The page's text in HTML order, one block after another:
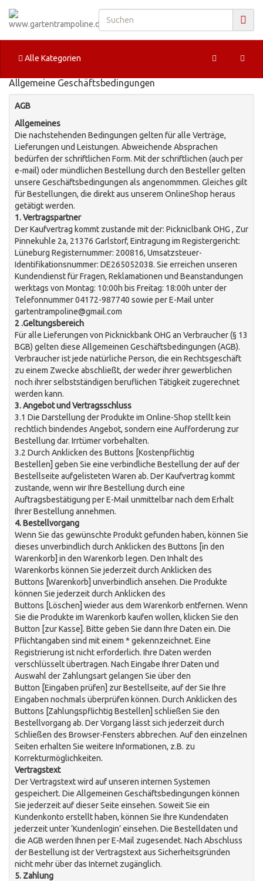
Alle Kategorien
Allgemeine Geschäftsbedingungen
AGB
Allgemeines
Die nachstehenden Bedingungen gelten für alle Verträge,
Lieferungen und Leistungen. Abweichende Absprachen
bedürfen der schriftlichen Form. Mit der schriftlichen (auch per
e-mail) oder mündlichen Bestellung durch den Besteller gelten
unsere Geschäftsbedingungen als angenommmen. Gleiches gilt
für Bestellungen, die direkt aus unserem OnlineShop heraus
getätigt werden.
1. Vertragspartner
Der Kaufvertrag kommt zustande mit der: Pickniclbank OHG , Zur
Pinnekuhle 2a, 21376 Garlstorf, Eintragung im Registergericht:
Lüneburg Registernummer: 200816, Umsatzsteuer-
Identifikationsnummer: DE265052038. Sie erreichen unseren
Kundendienst für Fragen, Reklamationen und Beanstandungen
werktags von Montag: 10:00h bis Freitag: 18:00h unter der
Telefonnummer 04172-987740 sowie per E-Mail unter
gartentrampoline@gmail.com
2 .Geltungsbereich
Für alle Lieferungen von Picknickbank OHG an Verbraucher (§ 13
BGB) gelten diese Allgemeinen Geschäftsbedingungen (AGB).
Verbraucher ist jede natürliche Person, die ein Rechtsgeschäft
zu einem Zwecke abschließt, der weder ihrer gewerblichen
noch ihrer selbstständigen beruflichen Tätigkeit zugerechnet
werden kann.
3. Angebot und Vertragsschluss
3.1 Die Darstellung der Produkte im Online-Shop stellt kein
rechtlich bindendes Angebot, sondern eine Aufforderung zur
Bestellung dar. Irrtümer vorbehalten.
3.2 Durch Anklicken des Buttons [Kostenpflichtig
Bestellen] geben Sie eine verbindliche Bestellung der auf der
Bestellseite aufgelisteten Waren ab. Der Kaufvertrag kommt
zustande, wenn wir Ihre Bestellung durch eine
Auftragsbestätigung per E-Mail unmittelbar nach dem Erhalt
Ihrer Bestellung annehmen.
4. Bestellvorgang
Wenn Sie das gewünschte Produkt gefunden haben, können Sie
dieses unverbindlich durch Anklicken des Buttons [in den
Warenkorb] in den Warenkorb legen. Den Inhalt des
Warenkorbs können Sie jederzeit durch Anklicken des
Buttons [Warenkorb] unverbindlich ansehen. Die Produkte
können Sie jederzeit durch Anklicken des
Buttons [Löschen] wieder aus dem Warenkorb entfernen. Wenn
Sie die Produkte im Warenkorb kaufen wollen, klicken Sie den
Button [zur Kasse]. Bitte geben Sie dann Ihre Daten ein. Die
Pflichtangaben sind mit einem * gekennzeichnet. Eine
Registrierung ist nicht erforderlich. Ihre Daten werden
verschlüsselt übertragen. Nach Eingabe Ihrer Daten und
Auswahl der Zahlungsart gelangen Sie über den
Button [Eingaben prüfen] zur Bestellseite, auf der Sie Ihre
Eingaben nochmals überprüfen können. Durch Anklicken des
Buttons [Zahlungspflichtig Bestellen] schließen Sie den
Bestellvorgang ab. Der Vorgang lässt sich jederzeit durch
Schließen des Browser-Fensters abbrechen. Auf den einzelnen
Seiten erhalten Sie weitere Informationen, z.B. zu
Korrekturmöglichkeiten.
Vertragstext
Der Vertragstext wird auf unseren internen Systemen
gespeichert. Die Allgemeinen Geschäftsbedingungen können
Sie jederzeit auf dieser Seite einsehen. Soweit Sie ein
Kundenkonto erstellt haben, können Sie Ihre Kundendaten
jederzeit unter ‘Kundenlogin’ einsehen. Die Bestelldaten und
die AGB werden Ihnen per E-Mail zugesendet. Nach Abschluss
der Bestellung ist der Vertragstext aus Sicherheitsgründen
nicht mehr über das Internet zugänglich.
5. Zahlung